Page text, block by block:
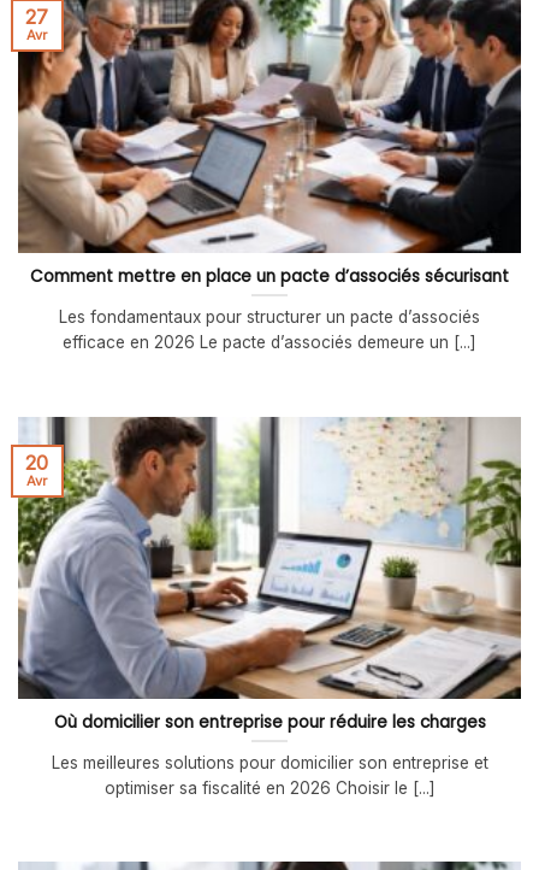
Comment mettre en place un pacte d’associés sécurisant
Les fondamentaux pour structurer un pacte d’associés
efficace en 2026 Le pacte d’associés demeure un [...]
27
Avr
Où domicilier son entreprise pour réduire les charges
Les meilleures solutions pour domicilier son entreprise et
optimiser sa fiscalité en 2026 Choisir le [...]
20
Avr